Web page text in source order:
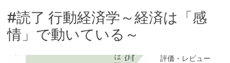
#読了 行動経済学～経済は「感
情」で動いている～
評価・レビュー